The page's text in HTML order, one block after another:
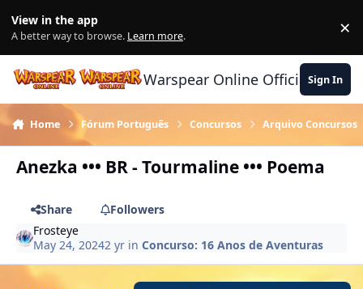
View in the app
A better way to browse. Learn more. ×
Warspear Online Official Forum
Sign In
Home Fórum Português Concursos Arquivo Concursos
Anezka ••• BR - Tourmaline ••• Poema
Share
Followers
Frosteye
May 24, 20242 yr in Concurso: 16 Anos de Aventuras